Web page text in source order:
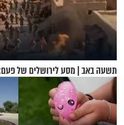
תשעה באב | מסע לירושלים של